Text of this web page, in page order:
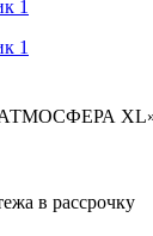
в рассрочку